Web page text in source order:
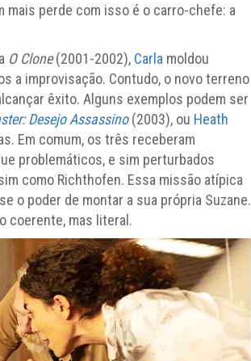
mais perde com isso é o carro-chefe: a
O Clone(2001-2002), Carla moldou
a improvisação. Contudo, o novo terreno
êxito. Alguns exemplos podem ser
Desejo Assassino(2003), ou Heath
Em comum, os três receberam
problemáticos, e sim perturbados
como Richthofen. Essa missão atípica
o poder de montar a sua própria Suzane.
coerente, mas literal.